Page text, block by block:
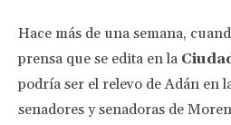
Hace más de una semana,
prensa que se edita en la
podría ser el relevo de Adán en
senadores y senadoras de